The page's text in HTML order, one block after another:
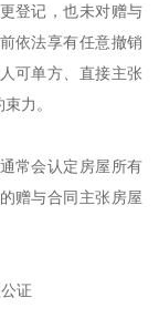
登记，也未对赠与
依法享有任意撤销
可单方、直接主张
力。
常会认定房屋所有
赠与合同主张房屋
证